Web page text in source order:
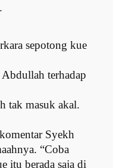
sepotong kue
terhadap
tak masuk akal.
Syekh
“Coba
itu berada saja di